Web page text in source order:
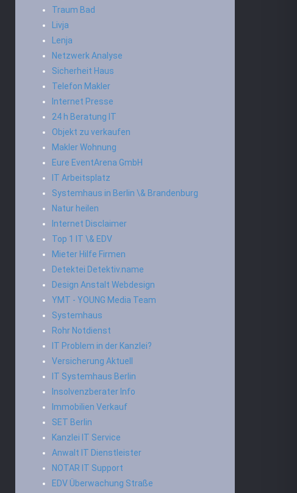
Traum Bad
Livja
Lenja
Netzwerk Analyse
Sicherheit Haus
Telefon Makler
Internet Presse
24 h Beratung IT
Objekt zu verkaufen
Makler Wohnung
Eure EventArena GmbH
IT Arbeitsplatz
Systemhaus in Berlin \& Brandenburg
Natur heilen
Internet Disclaimer
Top 1 IT \& EDV
Mieter Hilfe Firmen
Detektei Detektiv.name
Design Anstalt Webdesign
YMT - YOUNG Media Team
Systemhaus
Rohr Notdienst
IT Problem in der Kanzlei?
Versicherung Aktuell
IT Systemhaus Berlin
Insolvenzberater Info
Immobilien Verkauf
SET Berlin
Kanzlei IT Service
Anwalt IT Dienstleister
NOTAR IT Support
EDV Überwachung Straße